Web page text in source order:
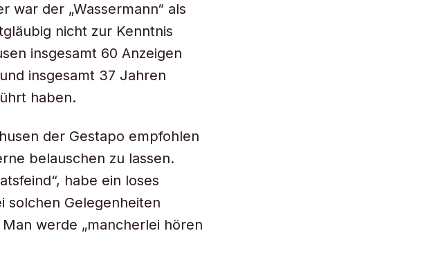
war der „Wassermann“ als
nicht zur Kenntnis
insgesamt 60 Anzeigen
insgesamt 37 Jahren
haben.
der Gestapo empfohlen
belauschen zu lassen.
habe ein loses
solchen Gelegenheiten
werde „mancherlei hören